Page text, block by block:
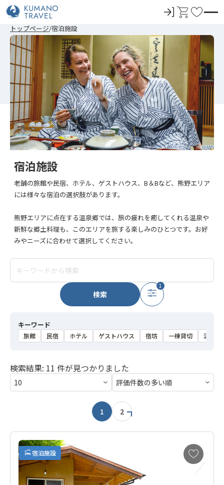
ロ
イ
ン
カ
ト
お
に
入
り
トップページ 宿泊施設
宿泊施設
老舗の旅館や民宿、ホテル、ゲストハウス、B＆Bなど、熊野エリア
には様々な宿泊の選択肢があります。
熊野エリアに点在する温泉郷では、旅の疲れを癒してくれる温泉や
新鮮な郷土料理も、このエリアを旅する楽しみのひとつです。お好
みやニーズに合わせて選択してください。
検索
1
キーワード
旅館 民宿 ホテル ゲストハウス 宿坊 一棟貸切 温泉
検索結果: 11 件が見つかりました
1 2
宿泊施設
お
気